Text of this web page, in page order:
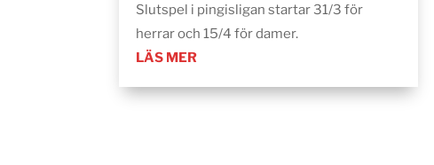
Slutspel i pingisligan startar 31/3 för
herrar och 15/4 för damer.
LÄS MER